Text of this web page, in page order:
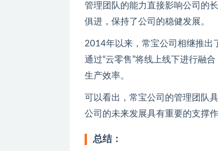
管理团队的能力直接影响公司的
俱进，保持了公司的稳健发展。
2014年以来，常宝公司相继推出
通过“云零售”将线上线下进行融
生产效率。
可以看出，常宝公司的管理团队
公司的未来发展具有重要的支撑作
总结：